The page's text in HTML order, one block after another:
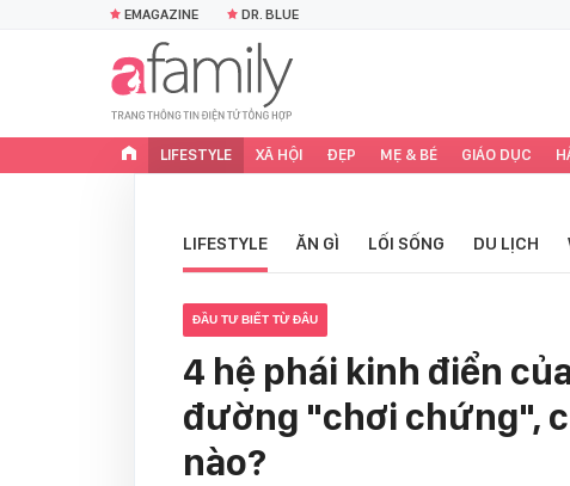
EMAGAZINE DR. BLUE
LIFESTYLE XÃ HỘI ĐẸP MẸ & BÉ GIÁO DỤC
LIFESTYLE ĂN GÌ LỐI SỐNG DU LỊCH
ĐẦU TƯ BIẾT TỪ ĐÂU
4 hệ phái kinh điển
đường "chơi chứng",
nào?